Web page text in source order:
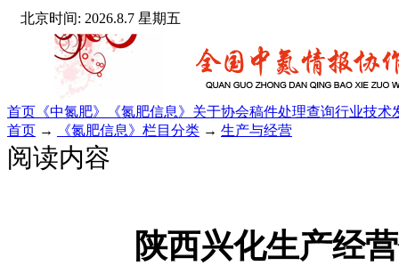
北京时间: 2026.8.7 星期五
首页 《中氮肥》 《氮肥信息》 关于协会稿件处理查询行业技术
首页 → 《氮肥信息》栏目分类 → 生产与经营
阅读内容
陕西兴化生产经